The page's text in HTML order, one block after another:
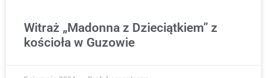
Witraż „Madonna z Dzieciątkiem” z
kościoła w Guzowie